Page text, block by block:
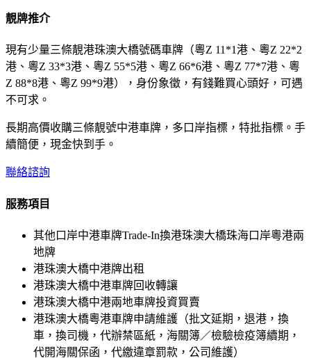
靚牌推介
現有少量三條靚港珠澳大橋號碼車牌（粵Z 11*1港、粵Z 22*2
港、粵Z 33*3港、粵Z 55*5港、粵Z 66*6港、粵Z 77*7港、粵
Z 88*8港、粵Z 99*9港），身份象徵，有錢難買心頭好，可遇
不可求。
長期高價收購三條靚號中港車牌，多口岸指標，特批指標。手
續簡便，現金快到手。
聯絡諮詢
服務項目
其他口岸中港車牌Trade-In換港珠澳大橋珠海口岸粵港兩
地牌
港珠澳大橋中港牌出租
港珠澳大橋中港車牌回收轉讓
港珠澳大橋中港兩地車牌投資買賣
港珠澳大橋粵港車牌申請維護（批文延期，退港，換
車，換司機，代辦禁區紙，海關簿／檢驗檢疫簿續期，
代開海關保函，代繳違章罰款，公司維護）